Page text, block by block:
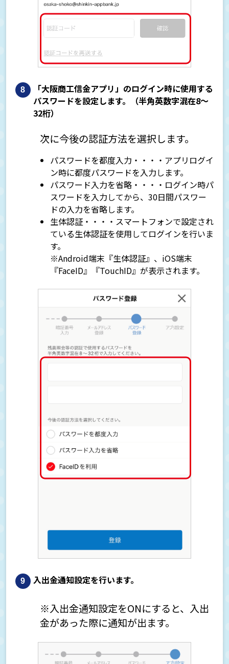
「大阪商工信金アプリ」のログイン時に使用する
パスワードを設定します。（半角英数字混在8～
32桁）
次に今後の認証方法を選択します。
パスワードを都度入力・・・・アプリログイ
ン時に都度パスワードを入力します。
パスワード入力を省略・・・・ログイン時パ
スワードを入力してから、30日間パスワー
ドの入力を省略します。
生体認証・・・・スマートフォンで設定され
ている生体認証を使用してログインを行いま
す。
※Android端末『生体認証』、iOS端末
『FaceID』『TouchID』が表示されます。
入出金通知設定を行います。
※入出金通知設定をONにすると、入出
金があった際に通知が出ます。